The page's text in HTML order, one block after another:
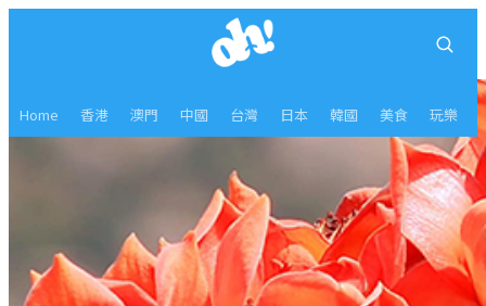
Home 香港 澳門 中國 台灣 日本 韓國 美食 玩樂